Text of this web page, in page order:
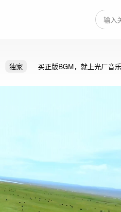
独家 买正版BGM，就上光厂音乐